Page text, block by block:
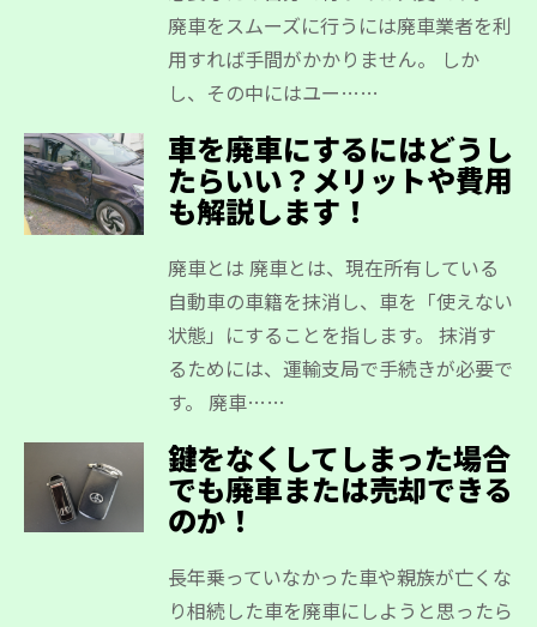
廃車をスムーズに行うには廃車業者を利
用すれば手間がかかりません。 しか
し、その中にはユー……
車を廃車にするにはどうし
たらいい？メリットや費用
も解説します！
廃車とは 廃車とは、現在所有している
自動車の車籍を抹消し、車を「使えない
状態」にすることを指します。 抹消す
るためには、運輸支局で手続きが必要で
す。 廃車……
鍵をなくしてしまった場合
でも廃車または売却できる
のか！
長年乗っていなかった車や親族が亡くな
り相続した車を廃車にしようと思ったら